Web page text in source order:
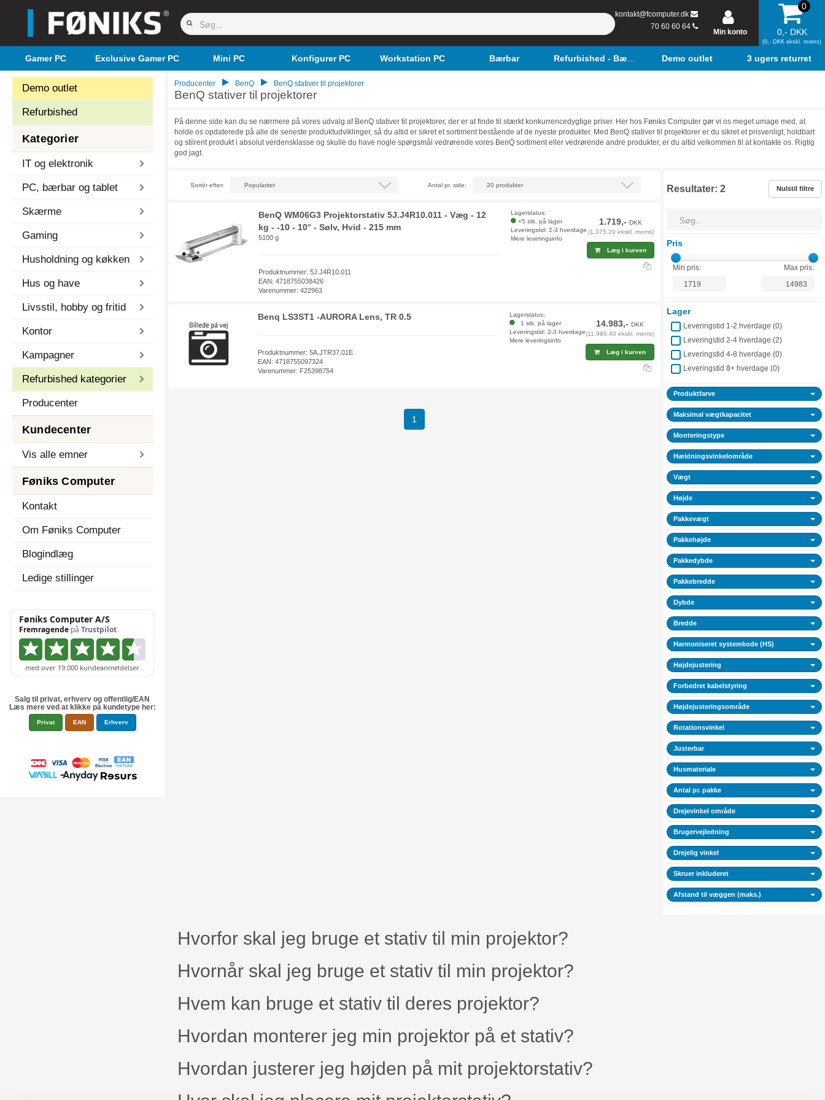
kontakt@fcomputer.dk
70 60 60 64
Min konto
0
0,- DKK
(0,- DKK ekskl. moms)
Gamer PC Exclusive Gamer PC Mini PC Konfigurer PC Workstation PC Bærbar Refurbished - Bærbar Demo outlet 3 ugers returret
Demo outlet
Refurbished
Kategorier
IT og elektronik
PC, bærbar og tablet
Skærme
Gaming
Husholdning og køkken
Hus og have
Livsstil, hobby og fritid
Kontor
Kampagner
Refurbished kategorier
Producenter
Kundecenter
Vis alle emner
Føniks Computer
Kontakt
Om Føniks Computer
Blogindlæg
Ledige stillinger
Salg til privat, erhverv og offentlig/EAN
Læs mere ved at klikke på kundetype her:
Privat EAN Erhverv
Producenter BenQ BenQ stativer til projektorer
BenQ stativer til projektorer
På denne side kan du se nærmere på vores udvalg af BenQ stativer til projektorer, der er at finde til stærkt konkurrencedygtige priser. Her hos Føniks Computer gør vi os meget umage med, at
holde os opdaterede på alle de seneste produktudviklinger, så du altid er sikret et sortiment bestående af de nyeste produkter. Med BenQ stativer til projektorer er du sikret et prisvenligt, holdbart
og stilrent produkt i absolut verdensklasse og skulle du have nogle spørgsmål vedrørende vores BenQ sortiment eller vedrørende andre produkter, er du altid velkommen til at kontakte os. Rigtig
god jagt.
Resultater:2 Nulstil filtre
Pris
Min pris: Max pris:
Lager
Leveringstid 1-2 hverdage (0)
Leveringstid 2-4 hverdage (2)
Leveringstid 4-8 hverdage (0)
Leveringstid 8+ hverdage (0)
Produktfarve
Maksimal vægtkapacitet
Monteringstype
Hældningsvinkelområde
Vægt
Højde
Pakkevægt
Pakkehøjde
Pakkedybde
Pakkebredde
Dybde
Bredde
Harmoniseret systemkode (HS)
Højdejustering
Forbedret kabelstyring
Højdejusteringsområde
Rotationsvinkel
Justerbar
Husmateriale
Antal pr. pakke
Drejevinkel område
Brugervejledning
Drejelig vinkel
Skruer inkluderet
Afstand til væggen (maks.)
Sortér efter: Antal pr. side:
BenQ WM06G3 Projektorstativ 5J.J4R10.011 - Væg - 12
kg - -10 - 10° - Sølv, Hvid - 215 mm
5100 g
Produktnummer: 5J.J4R10.011
EAN: 4718755038426
Varenummer: 422963
Lagerstatus:
+5 stk. på lager
Leveringstid: 2-3 hverdage
Mere leveringsinfo
1.719,-DKK
(1.375,20 ekskl. moms)
Læg i kurven
Benq LS3ST1 -AURORA Lens, TR 0.5
Produktnummer: 5A.JTR37.01E
EAN: 4718755097324
Varenummer: F25398754
Lagerstatus:
1 stk. på lager
Leveringstid: 2-3 hverdage
Mere leveringsinfo
14.983,-DKK
(11.986,40 ekskl. moms)
Læg i kurven
1
Hvorfor skal jeg bruge et stativ til min projektor?
Hvornår skal jeg bruge et stativ til min projektor?
Hvem kan bruge et stativ til deres projektor?
Hvordan monterer jeg min projektor på et stativ?
Hvordan justerer jeg højden på mit projektorstativ?